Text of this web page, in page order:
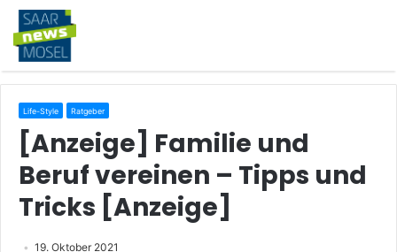
Life-Style Ratgeber
[Anzeige] Familie und
Beruf vereinen – Tipps und
Tricks [Anzeige]
19. Oktober 2021